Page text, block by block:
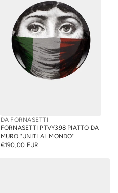
DA FORNASETTI
FORNASETTI PTVY398 PIATTO DA
MURO "UNITI AL MONDO"
PREZZO
€190,00 EUR